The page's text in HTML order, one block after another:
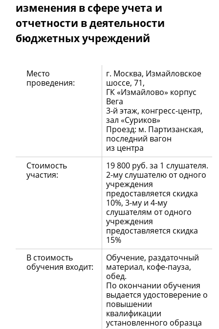
изменения в сфере учета и
отчетности в деятельности
бюджетных учреждений
Место
проведения:
г. Москва, Измайловское
шоссе, 71,
ГК «Измайлово» корпус
Вега
3-й этаж, конгресс-центр,
зал «Суриков»
Проезд: м. Партизанская,
последний вагон
из центра
Стоимость
участия:
19 800 руб. за 1 слушателя.
2-му слушателю от одного
учреждения
предоставляется скидка
10%, 3-му и 4-му
слушателям от одного
учреждения
предоставляется скидка
15%
В стоимость
обучения входит:
Обучение, раздаточный
материал, кофе-пауза,
обед.
По окончании обучения
выдается удостоверение о
повышении
квалификации
установленного образца